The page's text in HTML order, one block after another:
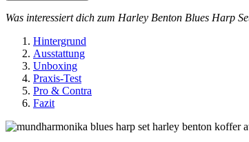
Was interessiert dich zum Harley Benton Blues Harp
Hintergrund
Ausstattung
Unboxing
Praxis-Test
Pro & Contra
Fazit